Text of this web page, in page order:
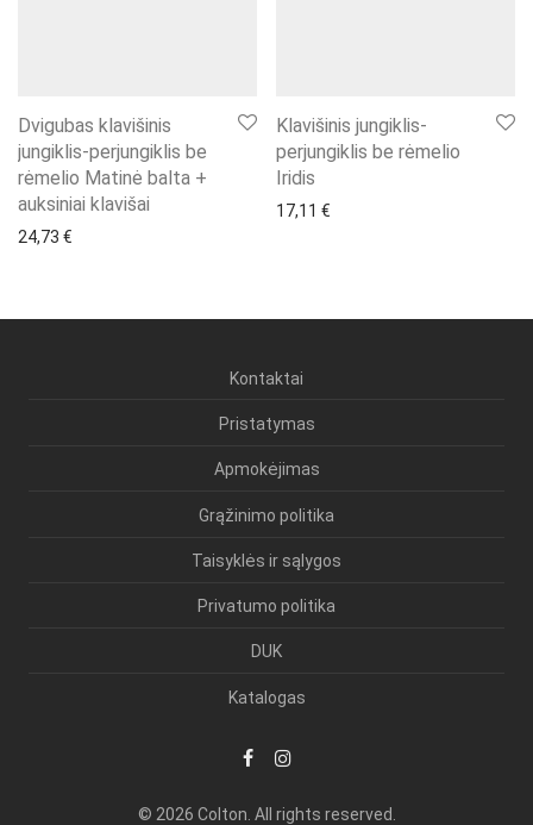
Dvigubas klavišinis
jungiklis-perjungiklis be
rėmelio Matinė balta +
auksiniai klavišai
24,73 €
Klavišinis jungiklis-
perjungiklis be rėmelio
Iridis
17,11 €
Kontaktai
Pristatymas
Apmokėjimas
Grąžinimo politika
Taisyklės ir sąlygos
Privatumo politika
DUK
Katalogas
© 2026 Colton. All rights reserved.